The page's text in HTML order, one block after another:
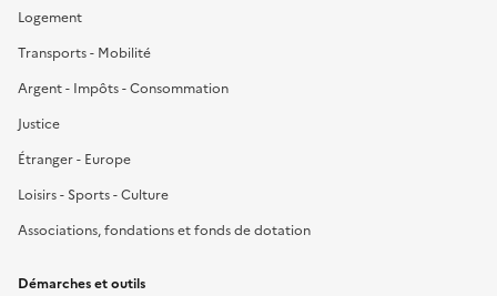
Logement
Transports - Mobilité
Argent - Impôts - Consommation
Justice
Étranger - Europe
Loisirs - Sports - Culture
Associations, fondations et fonds de dotation
Démarches et outils